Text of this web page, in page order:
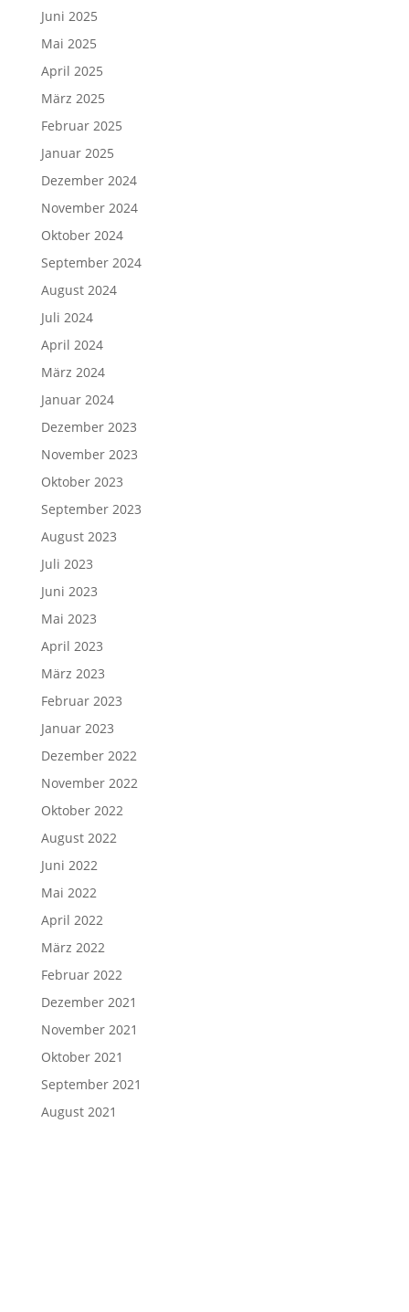
Juni 2025
Mai 2025
April 2025
März 2025
Februar 2025
Januar 2025
Dezember 2024
November 2024
Oktober 2024
September 2024
August 2024
Juli 2024
April 2024
März 2024
Januar 2024
Dezember 2023
November 2023
Oktober 2023
September 2023
August 2023
Juli 2023
Juni 2023
Mai 2023
April 2023
März 2023
Februar 2023
Januar 2023
Dezember 2022
November 2022
Oktober 2022
August 2022
Juni 2022
Mai 2022
April 2022
März 2022
Februar 2022
Dezember 2021
November 2021
Oktober 2021
September 2021
August 2021